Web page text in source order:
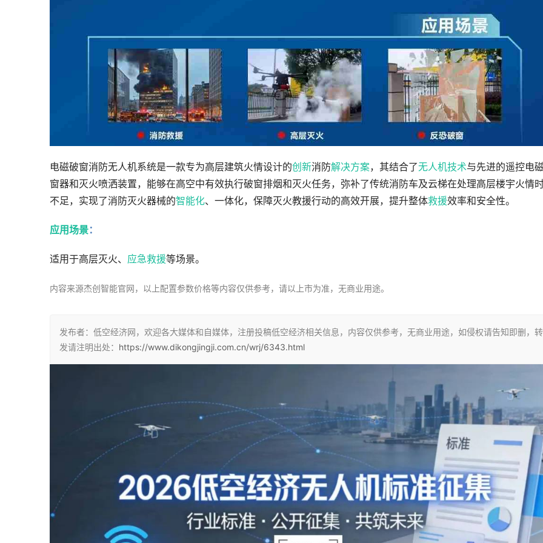
电磁破窗消防无人机系统是一款专为高层建筑火情设计的创新消防解决方案，其结合了无人机技术与先进的遥控电
窗器和灭火喷洒装置，能够在高空中有效执行破窗排烟和灭火任务，弥补了传统消防车及云梯在处理高层楼宇火情
不足，实现了消防灭火器械的智能化、一体化，保障灭火教援行动的高效开展，提升整体救援效率和安全性。
应用场景：
适用于高层灭火、 应急救援等场景。
内容来源杰创智能官网，以上配置参数价格等内容仅供参考，请以上市为准，无商业用途。
发布者：低空经济网，欢迎各大媒体和自媒体，注册投稿低空经济相关信息，内容仅供参考，无商业用途，如侵权请告知即删，转
发请注明出处： https://www.dikongjingji.com.cn/wrj/6343.html